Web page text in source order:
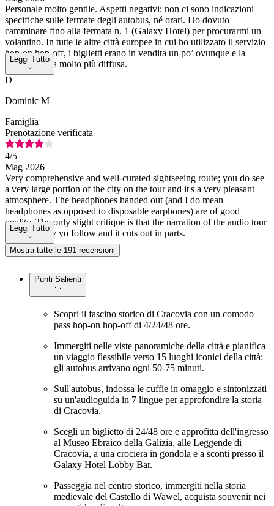
Personale molto gentile. Aspetti negativi: non ci sono indicazioni
specifiche sulle fermate degli autobus, né orari. Ho dovuto
camminare fino alla fermata n. 1 (Galaxy Hotel) per procurarmi un
volantino. In tutte le altre città europee in cui ho utilizzato il servizio
hop-on hop-off, i biglietti erano in vendita un po’ ovunque e la
pubblicità era molto più diffusa.
Leggi Tutto
D
Dominic M
Famiglia
Prenotazione verificata
4/5
Mag 2026
Very comprehensive and well-curated sightseeing route; you do see
a very large portion of the city on the tour and it's a very pleasant
atmosphere. The headphones handed out (and I do mean
headphones as opposed to disposable earphones) are of good
quality. The only slight critique is that the narration of the audio tour
is not so easy yo follow and it cuts out in parts.
Leggi Tutto
Mostra tutte le 191 recensioni
Punti Salienti
Scopri il fascino storico di Cracovia con un comodo
pass hop-on hop-off di 4/24/48 ore.
Immergiti nelle viste panoramiche della città e pianifica
un viaggio flessibile verso 15 luoghi iconici della città:
gli autobus arrivano ogni 50-75 minuti.
Sull'autobus, indossa le cuffie in omaggio e sintonizzati
su un'audioguida in 7 lingue per approfondire la storia
di Cracovia.
Scegli un biglietto di 24/48 ore e approfitta dell'ingresso
al Museo Ebraico della Galizia, alle Leggende di
Cracovia, a una crociera in gondola e a sconti presso il
Galaxy Hotel Lobby Bar.
Passeggia nel centro storico, immergiti nella storia
medievale del Castello di Wawel, acquista souvenir nei